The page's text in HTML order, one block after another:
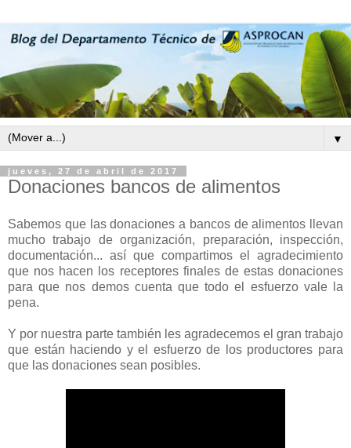
▼
jueves, 27 de abril de 2017
Donaciones bancos de alimentos
Sabemos que las donaciones a bancos de alimentos llevan
mucho trabajo de organización, preparación, inspección,
documentación... así que compartimos el agradecimiento
que nos hacen los receptores finales de estas donaciones
para que nos demos cuenta que todo el esfuerzo vale la
pena.
Y por nuestra parte también les agradecemos el gran trabajo
que están haciendo y el esfuerzo de los productores para
que las donaciones sean posibles.